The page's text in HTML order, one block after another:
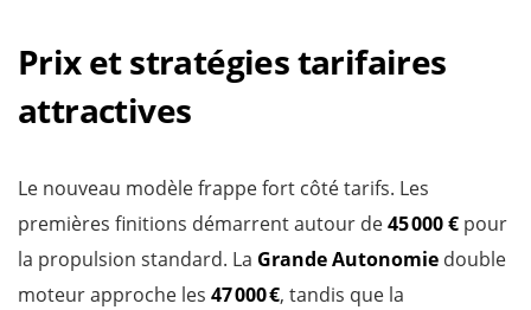
Prix et stratégies tarifaires
attractives
Le nouveau modèle frappe fort côté tarifs. Les
premières finitions démarrent autour de45 000 € pour
la propulsion standard. La Grande Autonomie double
moteur approche les 47 000 €, tandis que la